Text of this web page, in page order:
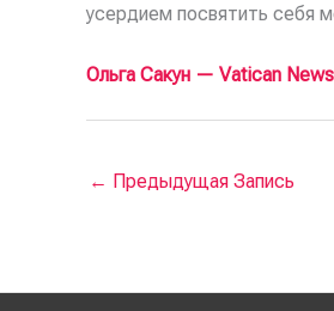
усердием посвятить себя
Ольга Сакун — Vatican News
← Предыдущая Запись